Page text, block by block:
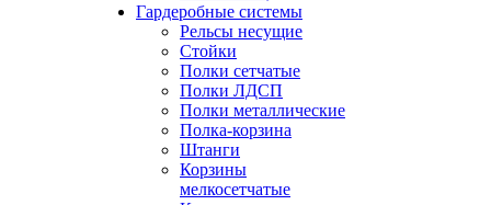
Гардеробные системы
Рельсы несущие
Стойки
Полки сетчатые
Полки ЛДСП
Полки металлические
Полка-корзина
Штанги
Корзины
мелкосетчатые